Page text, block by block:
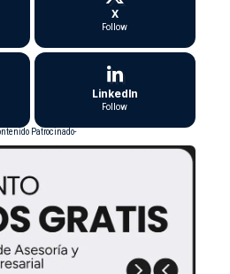
X
Follow
LinkedIn
Follow
Patrocinado-